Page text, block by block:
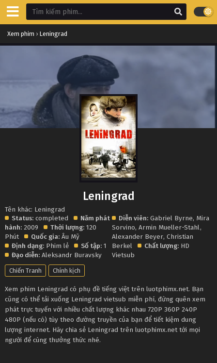
Xem phim › Leningrad
Leningrad
Tên khác: Leningrad
Status: completed
Năm phát
hành: 2009 Thời lượng: 120
Phút
Quốc gia: Âu Mỹ
Định dạng: Phim lẻ Số tập: 1
Đạo diễn: Aleksandr Buravsky
Diễn viên: Gabriel Byrne, Mira
Sorvino,Armin Mueller-Stahl,
Alexander Beyer,Christian
Berkel
Chất lượng:
Vietsub
Chiến Tranh Chính kịch
Xem phim Leningrad có phụ đề tiếng việt trên luotphimx.net. Bạn
cũng có thể tải xuống Leningrad vietsub miễn phí, đừng quên xem
phát trực tuyến với nhiều chất lượng khác nhau 720P 360P 240P
480P (nếu có) tùy theo đường truyền của bạn để tiết kiệm dung
lượng internet. Hãy chia sẻ Leningrad trên luotphimx.net tới mọi
người để cùng thưởng thức nhé.